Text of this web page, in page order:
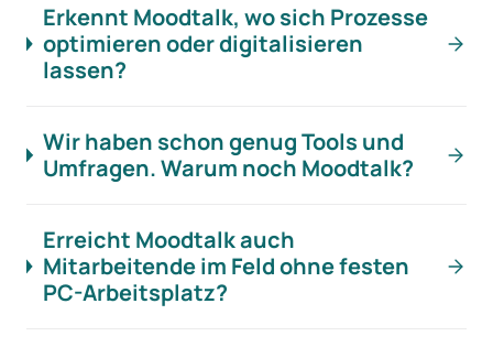
Erkennt Moodtalk, wo sich Prozesse
optimieren oder digitalisieren
lassen?
Wir haben schon genug Tools und
Umfragen. Warum noch Moodtalk?
Erreicht Moodtalk auch
Mitarbeitende im Feld ohne festen
PC-Arbeitsplatz?